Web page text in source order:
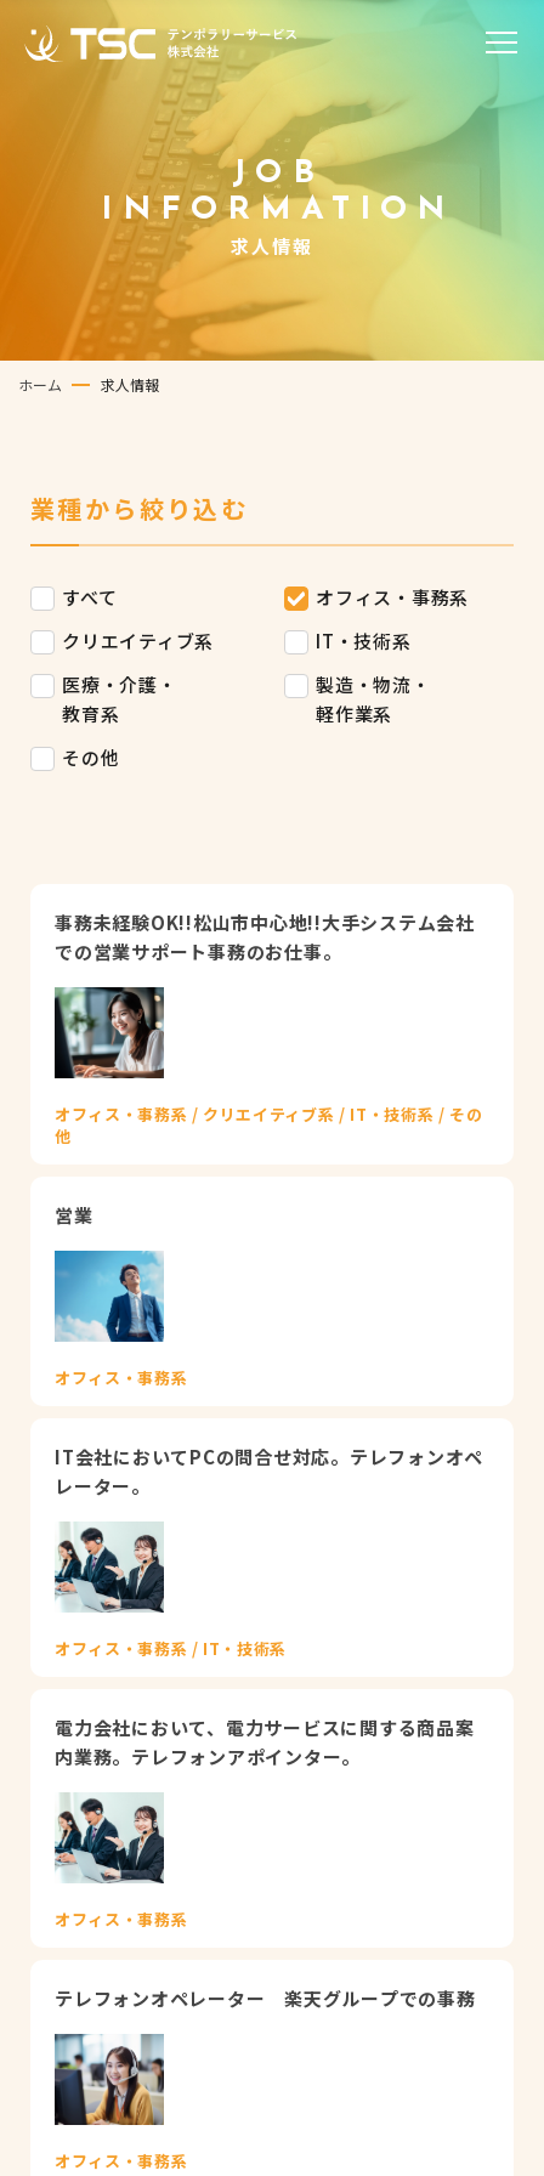
JOB
INFORMATION
求人情報
ホーム 求人情報
業種から絞り込む
すべて
オフィス・事務系
クリエイティブ系
IT・技術系
医療・介護・
教育系
製造・物流・
軽作業系
その他
事務未経験OK!!松山市中心地!!大手システム会社
での営業サポート事務のお仕事。
オフィス・事務系 / クリエイティブ系 / IT・技術系 / その
他
営業
オフィス・事務系
IT会社においてPCの問合せ対応。テレフォンオペ
レーター。
オフィス・事務系 / IT・技術系
電力会社において、電力サービスに関する商品案
内業務。テレフォンアポインター。
オフィス・事務系
テレフォンオペレーター 楽天グループでの事務
オフィス・事務系